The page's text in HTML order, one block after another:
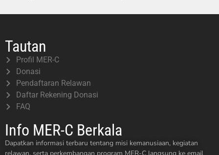
Tautan
Profil MER-C
Donasi
Pendaftaran Relawan
Daftar Rekening Donasi
FAQ
Info MER-C Berkala
Dapatkan informasi terbaru tentang misi kemanusiaan, kegiatan
relawan, serta perkembangan program MER-C langsung ke email